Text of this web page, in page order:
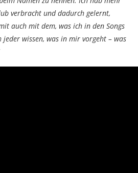
verbracht und dadurch gelernt,
auch mit dem, was ich in den Songs
jeder wissen, was in mir vorgeht – was